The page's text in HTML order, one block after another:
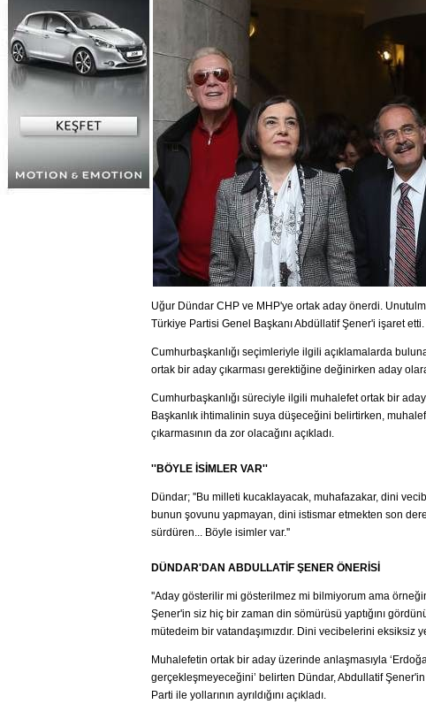
Uğur Dündar CHP ve MHP'ye ortak aday önerdi.
Türkiye Partisi Genel Başkanı Abdüllatif Şener'i işaret etti.
Cumhurbaşkanlığı seçimleriyle ilgili açıklamalarda
ortak bir aday çıkarması gerektiğine değinirken aday
Cumhurbaşkanlığı süreciyle ilgili muhalefet ortak bir aday
Başkanlık ihtimalinin suya düşeceğini belirtirken,
çıkarmasının da zor olacağını açıkladı.
''BÖYLE İSİMLER VAR''
Dündar; ''Bu milleti kucaklayacak, muhafazakar, dini
bunun şovunu yapmayan, dini istismar etmekten son
sürdüren... Böyle isimler var.''
DÜNDAR'DAN ABDULLATİF ŞENER ÖNERİSİ
''Aday gösterilir mi gösterilmez mi bilmiyorum ama
Şener'in siz hiç bir zaman din sömürüsü yaptığını
mütedeim bir vatandaşımızdır. Dini vecibelerini eksiksiz
Muhalefetin ortak bir aday üzerinde anlaşmasıyla
gerçekleşmeyeceğini’ belirten Dündar, Abdullatif Şener'in
Parti ile yollarının ayrıldığını açıkladı.